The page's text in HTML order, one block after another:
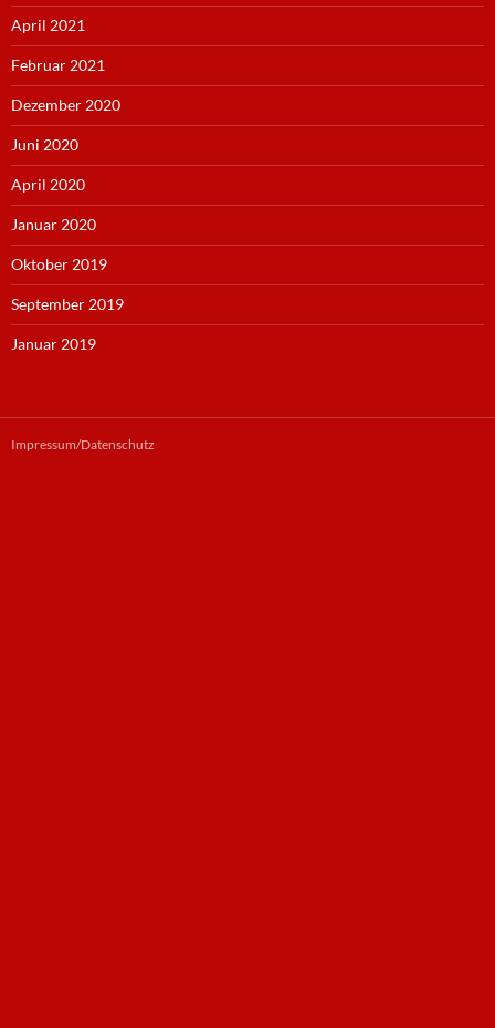
April 2021
Februar 2021
Dezember 2020
Juni 2020
April 2020
Januar 2020
Oktober 2019
September 2019
Januar 2019
Impressum/Datenschutz